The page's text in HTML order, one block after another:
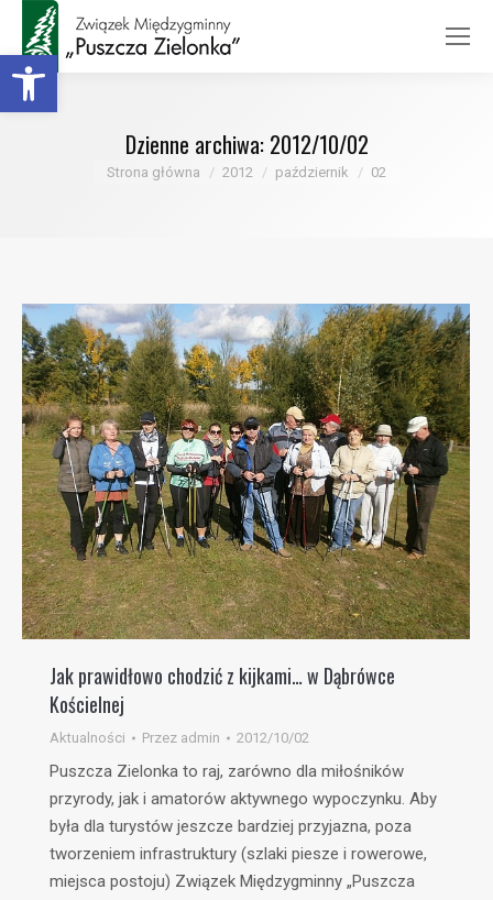
Otwórz pasek narzędzi
Dzienne archiwa: 2012/10/02
Jesteś tutaj:
Strona główna 2012 październik 02
Jak prawidłowo chodzić z kijkami… w Dąbrówce
Kościelnej
Aktualności Przez admin 2012/10/02
Puszcza Zielonka to raj, zarówno dla miłośników
przyrody, jak i amatorów aktywnego wypoczynku. Aby
była dla turystów jeszcze bardziej przyjazna, poza
tworzeniem infrastruktury (szlaki piesze i rowerowe,
miejsca postoju) Związek Międzygminny „Puszcza